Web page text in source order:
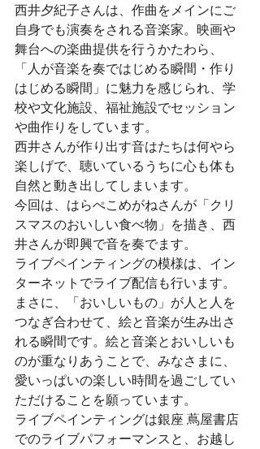
西井夕紀子さんは、作曲をメインにご
自身でも演奏をされる音楽家。映画や
舞台への楽曲提供を行うかたわら、
「人が音楽を奏ではじめる瞬間・作り
はじめる瞬間」に魅力を感じられ、学
校や文化施設、福祉施設でセッション
や曲作りをしています。
西井さんが作り出す音はたちは何やら
楽しげで、聴いているうちに心も体も
自然と動き出してしまいます。
今回は、はらぺこめがねさんが「クリ
スマスのおいしい食べ物」を描き、西
井さんが即興で音を奏でます。
ライブペインティングの模様は、イン
ターネットでライブ配信も行います。
まさに、「おいしいもの」が人と人を
つなぎ合わせて、絵と音楽が生み出さ
れる瞬間です。絵と音楽とおいしいも
のが重なりあうことで、みなさまに、
愛いっぱいの楽しい時間を過ごしてい
ただけることを願っています。
ライブペインティングは銀座 蔦屋書店
でのライブパフォーマンスと、お越し